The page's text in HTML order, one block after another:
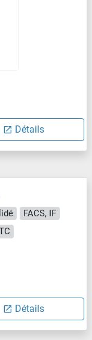
Détails
FACS, IF
Détails